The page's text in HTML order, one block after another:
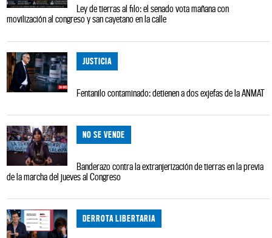
Ley de tierras al filo: el senado vota mañana con
movilización al congreso y san cayetano en la calle
JUSTICIA
Fentanilo contaminado: detienen a dos exjefas de la ANMAT
NO SE VENDE
Banderazo contra la extranjerización de tierras en la previa
de la marcha del jueves al Congreso
DERROTA LIBERTARIA